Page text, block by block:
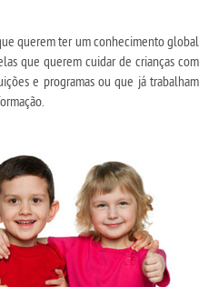
querem ter um conhecimento global
que querem cuidar de crianças com
e programas ou que já trabalham